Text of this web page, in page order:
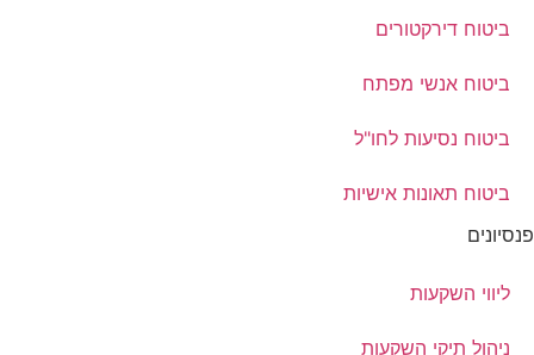
ביטוח דירקטורים
ביטוח אנשי מפתח
ביטוח נסיעות לחו"ל
ביטוח תאונות אישיות
פנסיונים
ליווי השקעות
ניהול תיקי השקעות